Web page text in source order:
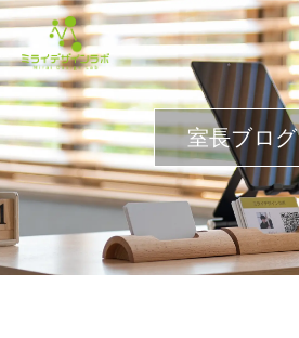
室長ブログ